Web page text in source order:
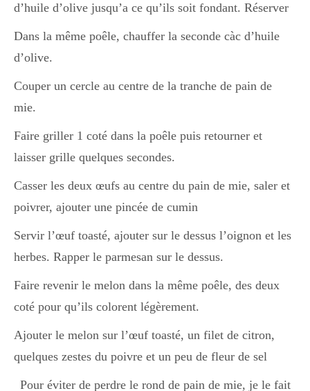
Halloween
d’huile d’olive jusqu’a ce qu’ils soit fondant. Réserver
Dans la même poêle, chauffer la seconde càc d’huile
d’olive.
Couper un cercle au centre de la tranche de pain de
mie.
Faire griller 1 coté dans la poêle puis retourner et
laisser grille quelques secondes.
Casser les deux œufs au centre du pain de mie, saler et
poivrer, ajouter une pincée de cumin
Servir l’œuf toasté, ajouter sur le dessus l’oignon et les
herbes. Rapper le parmesan sur le dessus.
Faire revenir le melon dans la même poêle, des deux
coté pour qu’ils colorent légèrement.
Ajouter le melon sur l’œuf toasté, un filet de citron,
quelques zestes du poivre et un peu de fleur de sel
Pour éviter de perdre le rond de pain de mie, je le fait